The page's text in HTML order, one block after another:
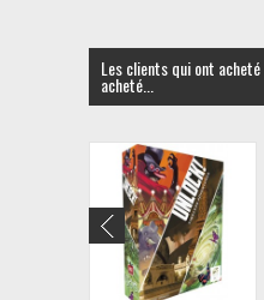
Les clients qui ont
acheté...